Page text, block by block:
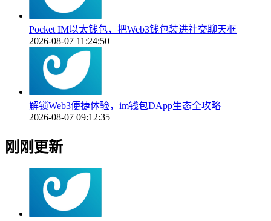
Pocket IM以太钱包，把Web3钱包装进社交聊天框
2026-08-07 11:24:50
解锁Web3便捷体验，im钱包DApp生态全攻略
2026-08-07 09:12:35
刚刚更新